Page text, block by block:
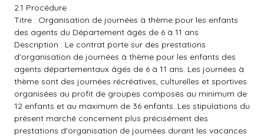
2.1 Procédure
Titre : Organisation de journées à thème pour les enfants
des agents du Département âgés de 6 à 11 ans
Description : Le contrat porte sur des prestations
d'organisation de journées à thème pour les enfants des
agents départementaux âgés de 6 à 11 ans. Les journées à
thème sont des journées récréatives, culturelles et sportives
organisées au profit de groupes composés au minimum de
12 enfants et au maximum de 36 enfants. Les stipulations du
présent marché concernent plus précisément des
prestations d'organisation de journées durant les vacances